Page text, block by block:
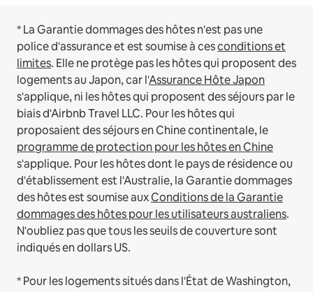
* La Garantie dommages des hôtes n'est pas une
police d'assurance et est soumise à cesconditions et
limites. Elle ne protège pas les hôtes qui proposent des
logements au Japon, car l'Assurance Hôte Japon
s'applique, ni les hôtes qui proposent des séjours par le
biais d'Airbnb Travel LLC. Pour les hôtes qui
proposaient des séjours en Chine continentale, le
programme de protection pour les hôtes en Chine
s'applique. Pour les hôtes dont le pays de résidence ou
d'établissement est l'Australie, la Garantie dommages
des hôtes est soumise auxConditions de la Garantie
dommages des hôtes pour les utilisateurs australiens.
N'oubliez pas que tous les seuils de couverture sont
indiqués en dollars US.
* Pour les logements situés dans l'État de Washington,